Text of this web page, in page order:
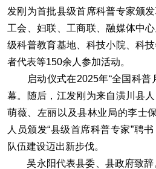
发刚为首批县级首席科普专家颁
工会、妇联、工商联、融媒体中
级科普教育基地、科技小院、科
者代表等150余人参加活动。
启动仪式在2025年“全国科普
幕。随后，江发刚为来自潢川县
萌薇、左丽以及县林业局的李士
人员颁发“县级首席科普专家”聘
队伍建设迈出新步伐。
吴永阳代表县委、县政府致辞